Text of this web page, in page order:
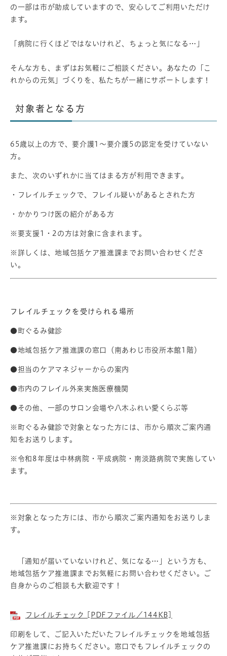
の一部は市が助成していますので、安心してご利用いただけ
ます。
「病院に行くほどではないけれど、ちょっと気になる…」
そんな方も、まずはお気軽にご相談ください。あなたの「こ
れからの元気」づくりを、私たちが一緒にサポートします！
対象者となる方
65歳以上の方で、要介護1～要介護5の認定を受けていない
方。
また、次のいずれかに当てはまる方が利用できます。
・フレイルチェックで、フレイル疑いがあるとされた方
・かかりつけ医の紹介がある方
※要支援1・2の方は対象に含まれます。
※詳しくは、地域包括ケア推進課までお問い合わせくださ
い。
フレイルチェックを受けられる場所
●町ぐるみ健診
●地域包括ケア推進課の窓口（南あわじ市役所本館1階）
●担当のケアマネジャーからの案内
●市内のフレイル外来実施医療機関
●その他、一部のサロン会場や八木ふれい愛くらぶ等
※町ぐるみ健診で対象となった方には、市から順次ご案内通
知をお送りします。
※令和8年度は中林病院・平成病院・南淡路病院で実施してい
ます。
※対象となった方には、市から順次ご案内通知をお送りしま
す。
「通知が届いていないけれど、気になる…」という方も、
地域包括ケア推進課までお気軽にお問い合わせください。ご
自身からのご相談も大歓迎です！
フレイルチェック [PDFファイル／144KB]
印刷をして、ご記入いただいたフレイルチェックを地域包括
ケア推進課にお持ちください。窓口でもフレイルチェックの